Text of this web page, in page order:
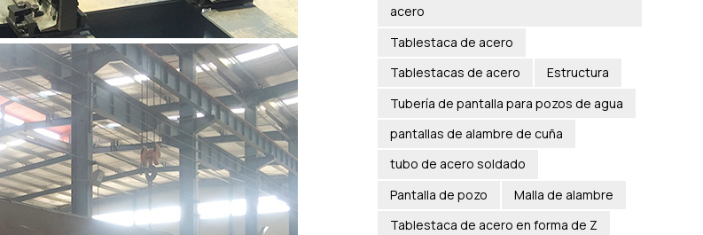
acero
Tablestaca de acero
Tablestacas de acero
Estructura
Tubería de pantalla para pozos de agua
pantallas de alambre de cuña
tubo de acero soldado
Pantalla de pozo
Malla de alambre
Tablestaca de acero en forma de Z